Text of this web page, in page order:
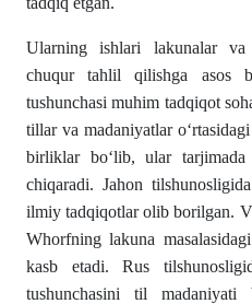
Ularning ishlari lakunalar va
chuqur tahlil qilishga asos
tushunchasi muhim tadqiqot
tillar va madaniyatlar
birliklar bо‘lib, ular
chiqaradi. Jahon
ilmiy tadqiqotlar olib borilgan.
Whorfning lakuna
kasb etadi. Rus
tushunchasini til